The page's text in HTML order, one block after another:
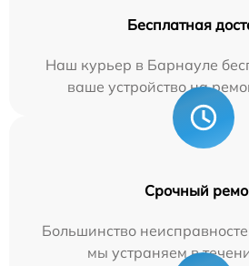
Бесплатная
Наш курьер в Барнауле
ваше устройство на
Срочный
Большинство
мы устраняем в